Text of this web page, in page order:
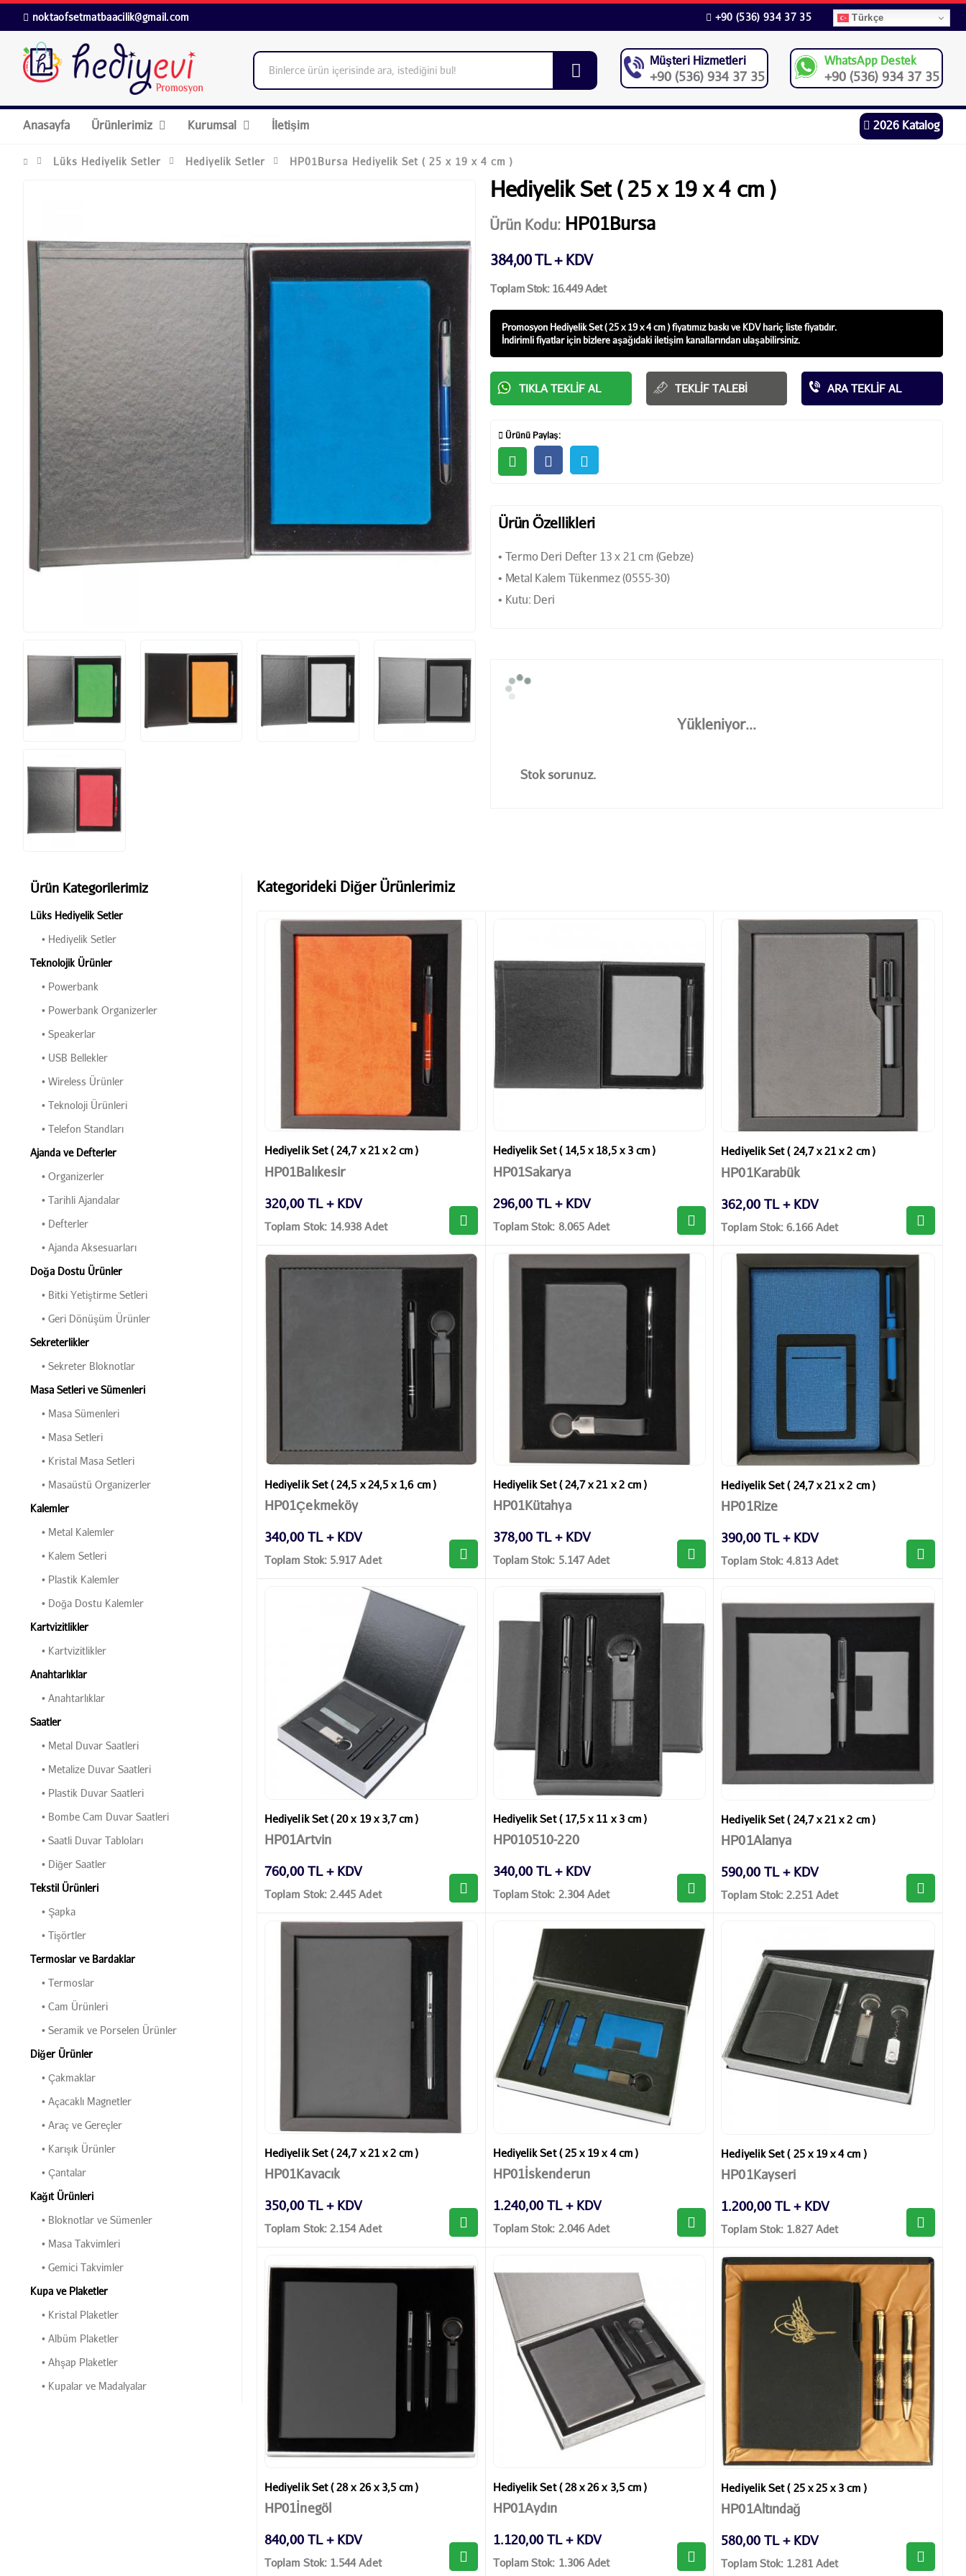
noktaofsetmatbaacilik@gmail.com +90 (536) 934 37 35 Türkçe
Müşteri Hizmetleri
+90 (536) 934 37 35
WhatsApp Destek
+90 (536) 934 37 35
Anasayfa Ürünlerimiz Kurumsal İletişim 2026 Katalog
Lüks Hediyelik Setler Hediyelik Setler HP01Bursa Hediyelik Set ( 25 x 19 x 4 cm )
Hediyelik Set ( 25 x 19 x 4 cm )
Ürün Kodu: HP01Bursa
384,00 TL + KDV
Toplam Stok: 16.449 Adet
Promosyon Hediyelik Set ( 25 x 19 x 4 cm ) fiyatımız baskı ve KDV hariç liste fiyatıdır.
İndirimli fiyatlar için bizlere aşağıdaki iletişim kanallarından ulaşabilirsiniz.
TIKLA TEKLIF AL TEKLIF TALEBI ARA TEKLIF AL
Ürünü Paylaş:
Ürün Özellikleri
• Termo Deri Defter 13 x 21 cm (Gebze)
• Metal Kalem Tükenmez (0555-30)
• Kutu: Deri
Yükleniyor...
Stok sorunuz.
Ürün Kategorilerimiz
Lüks Hediyelik Setler
• Hediyelik Setler
Teknolojik Ürünler
• Powerbank
• Powerbank Organizerler
• Speakerlar
• USB Bellekler
• Wireless Ürünler
• Teknoloji Ürünleri
• Telefon Standları
Ajanda ve Defterler
• Organizerler
• Tarihli Ajandalar
• Defterler
• Ajanda Aksesuarları
Doğa Dostu Ürünler
• Bitki Yetiştirme Setleri
• Geri Dönüşüm Ürünler
Sekreterlikler
• Sekreter Bloknotlar
Masa Setleri ve Sümenleri
• Masa Sümenleri
• Masa Setleri
• Kristal Masa Setleri
• Masaüstü Organizerler
Kalemler
• Metal Kalemler
• Kalem Setleri
• Plastik Kalemler
• Doğa Dostu Kalemler
Kartvizitlikler
• Kartvizitlikler
Anahtarlıklar
• Anahtarlıklar
Saatler
• Metal Duvar Saatleri
• Metalize Duvar Saatleri
• Plastik Duvar Saatleri
• Bombe Cam Duvar Saatleri
• Saatli Duvar Tabloları
• Diğer Saatler
Tekstil Ürünleri
• Şapka
• Tişörtler
Termoslar ve Bardaklar
• Termoslar
• Cam Ürünleri
• Seramik ve Porselen Ürünler
Diğer Ürünler
• Çakmaklar
• Açacaklı Magnetler
• Araç ve Gereçler
• Karışık Ürünler
• Çantalar
Kağıt Ürünleri
• Bloknotlar ve Sümenler
• Masa Takvimleri
• Gemici Takvimler
Kupa ve Plaketler
• Kristal Plaketler
• Albüm Plaketler
• Ahşap Plaketler
• Kupalar ve Madalyalar
Kategorideki Diğer Ürünlerimiz
Hediyelik Set ( 24,7 x 21 x 2 cm )
HP01Balıkesir
320,00 TL + KDV
Toplam Stok: 14.938 Adet
Hediyelik Set ( 14,5 x 18,5 x 3 cm )
HP01Sakarya
296,00 TL + KDV
Toplam Stok: 8.065 Adet
Hediyelik Set ( 24,7 x 21 x 2 cm )
HP01Karabük
362,00 TL + KDV
Toplam Stok: 6.166 Adet
Hediyelik Set ( 24,5 x 24,5 x 1,6 cm )
HP01Çekmeköy
340,00 TL + KDV
Toplam Stok: 5.917 Adet
Hediyelik Set ( 24,7 x 21 x 2 cm )
HP01Kütahya
378,00 TL + KDV
Toplam Stok: 5.147 Adet
Hediyelik Set ( 24,7 x 21 x 2 cm )
HP01Rize
390,00 TL + KDV
Toplam Stok: 4.813 Adet
Hediyelik Set ( 20 x 19 x 3,7 cm )
HP01Artvin
760,00 TL + KDV
Toplam Stok: 2.445 Adet
Hediyelik Set ( 17,5 x 11 x 3 cm )
HP010510-220
340,00 TL + KDV
Toplam Stok: 2.304 Adet
Hediyelik Set ( 24,7 x 21 x 2 cm )
HP01Alanya
590,00 TL + KDV
Toplam Stok: 2.251 Adet
Hediyelik Set ( 24,7 x 21 x 2 cm )
HP01Kavacık
350,00 TL + KDV
Toplam Stok: 2.154 Adet
Hediyelik Set ( 25 x 19 x 4 cm )
HP01İskenderun
1.240,00 TL + KDV
Toplam Stok: 2.046 Adet
Hediyelik Set ( 25 x 19 x 4 cm )
HP01Kayseri
1.200,00 TL + KDV
Toplam Stok: 1.827 Adet
Hediyelik Set ( 28 x 26 x 3,5 cm )
HP01İnegöl
840,00 TL + KDV
Toplam Stok: 1.544 Adet
Hediyelik Set ( 28 x 26 x 3,5 cm )
HP01Aydın
1.120,00 TL + KDV
Toplam Stok: 1.306 Adet
Hediyelik Set ( 25 x 25 x 3 cm )
HP01Altındağ
580,00 TL + KDV
Toplam Stok: 1.281 Adet